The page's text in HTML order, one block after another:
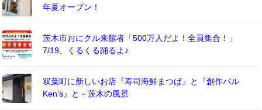
年夏オープン！
茨木市おにクル来館者「500万人だよ！全員集合！」
7/19、くるくる踊るよ♪
双葉町に新しいお店『寿司海鮮まつば』と『創作バル
Ken’s』と－茨木の風景